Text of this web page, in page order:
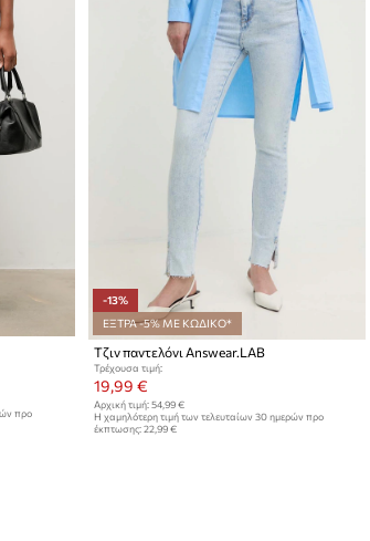
προ
-13%
ΕΞΤΡΑ -5% ΜΕ ΚΩΔΙΚΟ*
Τζιν παντελόνι Answear.LAB
Τρέχουσα τιμή:
19,99 €
Αρχική τιμή: 54,99 €
Η χαμηλότερη τιμή των τελευταίων 30 ημερών προ
έκπτωσης: 22,99 €